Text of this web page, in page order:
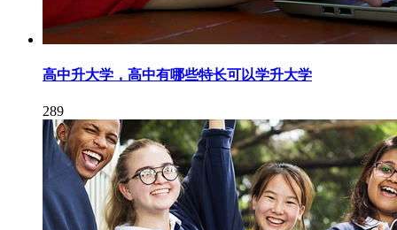
高中升大学，高中有哪些特长可以学升大学
289